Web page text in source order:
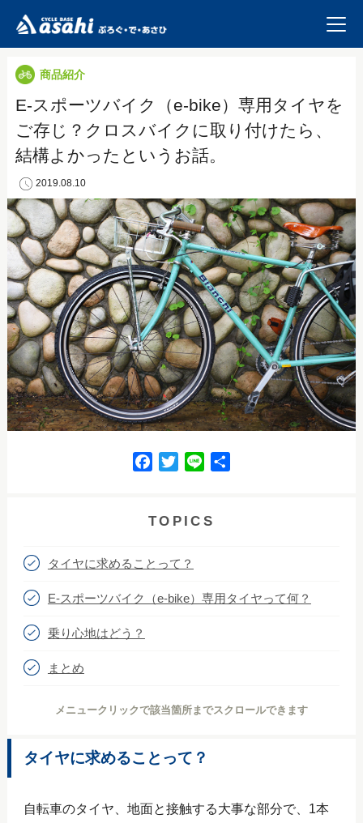
商品紹介
E-スポーツバイク（e-bike）専用タイヤを
ご存じ？クロスバイクに取り付けたら、
結構よかったというお話。
2019.08.10
e
o
k
t
e
e
TOPICS
タイヤに求めることって？
E-スポーツバイク（e-bike）専用タイヤって何？
乗り心地はどう？
まとめ
メニュークリックで該当箇所までスクロールできます
タイヤに求めることって？
自転車のタイヤ、地面と接触する大事な部分で、1本